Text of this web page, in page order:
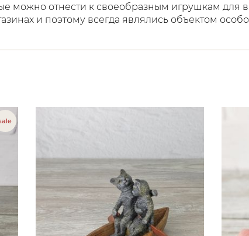
можно отнести к своеобразным игрушкам для
и поэтому всегда являлись объектом